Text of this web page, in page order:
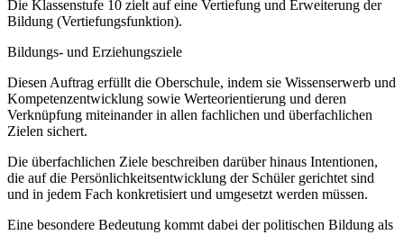
Die Klassenstufe 10 zielt auf eine Vertiefung und Erweiterung der
Bildung (Vertiefungsfunktion).
Bildungs- und Erziehungsziele
Diesen Auftrag erfüllt die Oberschule, indem sie Wissenserwerb und
Kompetenzentwicklung sowie Werteorientierung und deren
Verknüpfung miteinander in allen fachlichen und überfachlichen
Zielen sichert.
Die überfachlichen Ziele beschreiben darüber hinaus Intentionen,
die auf die Persönlichkeitsentwicklung der Schüler gerichtet sind
und in jedem Fach konkretisiert und umgesetzt werden müssen.
Eine besondere Bedeutung kommt dabei der politischen Bildung als